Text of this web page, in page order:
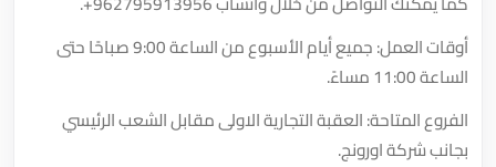
أوقات العمل: جميع أيام الأسبوع من الساعة 9:00 صباحًا حتى
الساعة 11:00 مساءً.
الفروع المتاحة: العقبة التجارية الاولى مقابل الشعب الرئيسي
بجانب شركة اورونج.